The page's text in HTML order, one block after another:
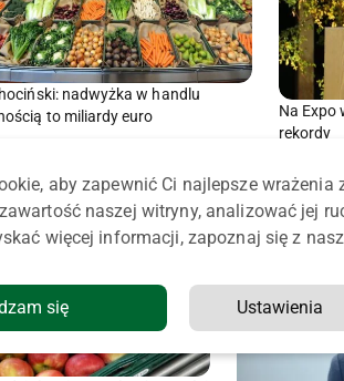
nadwyżka w handlu
to miliardy euro
Na Expo
rekordy
aby zapewnić Ci najlepsze wrażenia
naszej witryny, analizować jej
więcej informacji, zapoznaj się z
się Ustawienia